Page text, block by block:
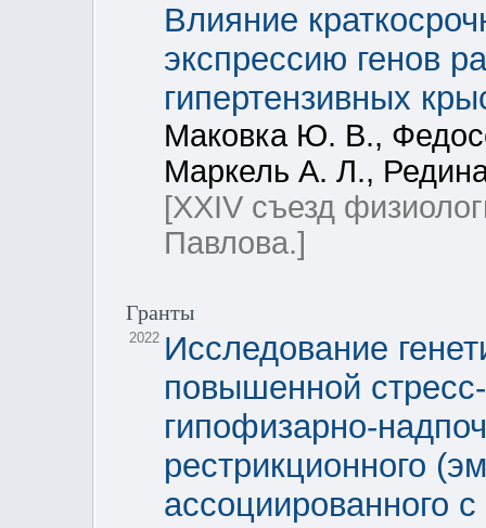
Влияние
экспрессию генов
гипертензивных
Маковка Ю. В.,
Маркель А. Л.,
[XXIV съезд
Павлова.]
Гранты
2022 Исследование
повышенной
гипофизарно-
рестрикционного
ассоциированного